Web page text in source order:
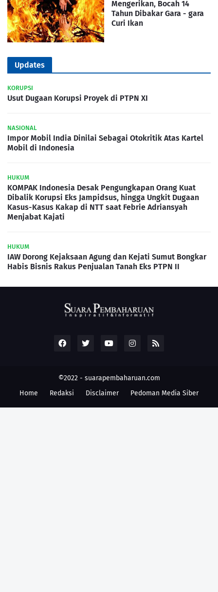
Mengerikan, Bocah 14
Tahun Dibakar Gara - gara
Curi Ikan
Updates
KORUPSI
Usut Dugaan Korupsi Proyek di PTPN XI
NASIONAL
Impor Mobil India Dinilai Sebagai Otokritik Atas Kartel
Mobil di Indonesia
HUKUM
KOMPAK Indonesia Desak Pengungkapan Orang Kuat
Dibalik Korupsi Eks Jampidsus, hingga Ungkit Dugaan
Kasus-Kasus Kakap di NTT saat Febrie Adriansyah
Menjabat Kajati
HUKUM
IAW Dorong Kejaksaan Agung dan Kejati Sumut Bongkar
Habis Bisnis Rakus Penjualan Tanah Eks PTPN II
©2022 - suarapembaharuan.com
Home
Redaksi Disclaimer Pedoman Media Siber